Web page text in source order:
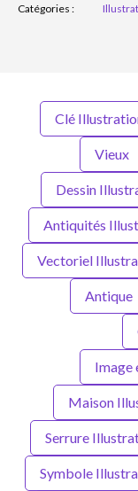
Catégories :
Clé
Vieux
Dessin
Antiquités
Vectoriel
Antique
Image
Maison
Serrure
Symbole